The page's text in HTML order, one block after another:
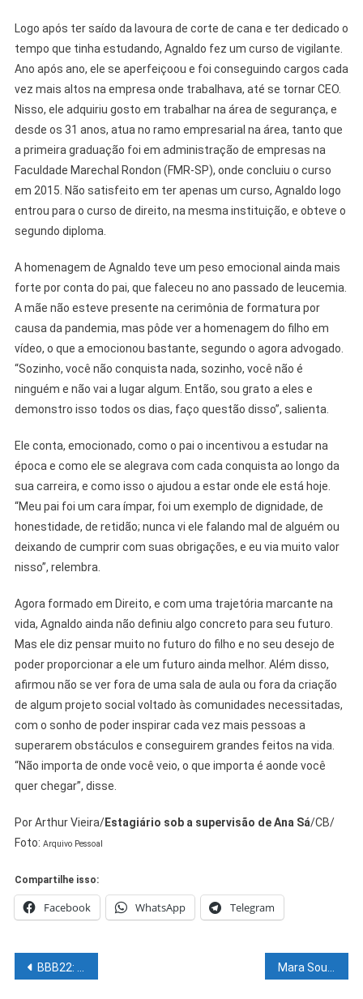
Logo após ter saído da lavoura de corte de cana e ter dedicado o
tempo que tinha estudando, Agnaldo fez um curso de vigilante.
Ano após ano, ele se aperfeiçoou e foi conseguindo cargos cada
vez mais altos na empresa onde trabalhava, até se tornar CEO.
Nisso, ele adquiriu gosto em trabalhar na área de segurança, e
desde os 31 anos, atua no ramo empresarial na área, tanto que
a primeira graduação foi em administração de empresas na
Faculdade Marechal Rondon (FMR-SP), onde concluiu o curso
em 2015. Não satisfeito em ter apenas um curso, Agnaldo logo
entrou para o curso de direito, na mesma instituição, e obteve o
segundo diploma.
A homenagem de Agnaldo teve um peso emocional ainda mais
forte por conta do pai, que faleceu no ano passado de leucemia.
A mãe não esteve presente na cerimônia de formatura por
causa da pandemia, mas pôde ver a homenagem do filho em
vídeo, o que a emocionou bastante, segundo o agora advogado.
“Sozinho, você não conquista nada, sozinho, você não é
ninguém e não vai a lugar algum. Então, sou grato a eles e
demonstro isso todos os dias, faço questão disso”, salienta.
Ele conta, emocionado, como o pai o incentivou a estudar na
época e como ele se alegrava com cada conquista ao longo da
sua carreira, e como isso o ajudou a estar onde ele está hoje.
“Meu pai foi um cara ímpar, foi um exemplo de dignidade, de
honestidade, de retidão; nunca vi ele falando mal de alguém ou
deixando de cumprir com suas obrigações, e eu via muito valor
nisso”, relembra.
Agora formado em Direito, e com uma trajetória marcante na
vida, Agnaldo ainda não definiu algo concreto para seu futuro.
Mas ele diz pensar muito no futuro do filho e no seu desejo de
poder proporcionar a ele um futuro ainda melhor. Além disso,
afirmou não se ver fora de uma sala de aula ou fora da criação
de algum projeto social voltado às comunidades necessitadas,
com o sonho de poder inspirar cada vez mais pessoas a
superarem obstáculos e conseguirem grandes feitos na vida.
“Não importa de onde você veio, o que importa é aonde você
quer chegar”, disse.
Por Arthur Vieira/Estagiário sob a supervisão de Ana Sá/CB/
Foto: Arquivo Pessoal
Compartilhe isso:
Facebook WhatsApp Telegram
Navegação
BBB22: Eslovênia quebra câmera de R$ 150 mil da Globo Mara Souza assume Secretaria de Ciência, Tecnologia e Inovação da Bahia